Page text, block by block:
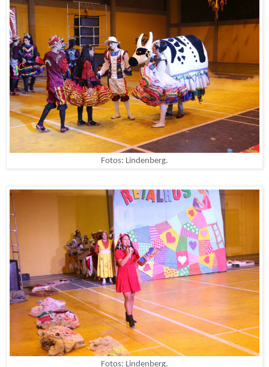
Fotos: Lindenberg.
Fotos: Lindenberg.